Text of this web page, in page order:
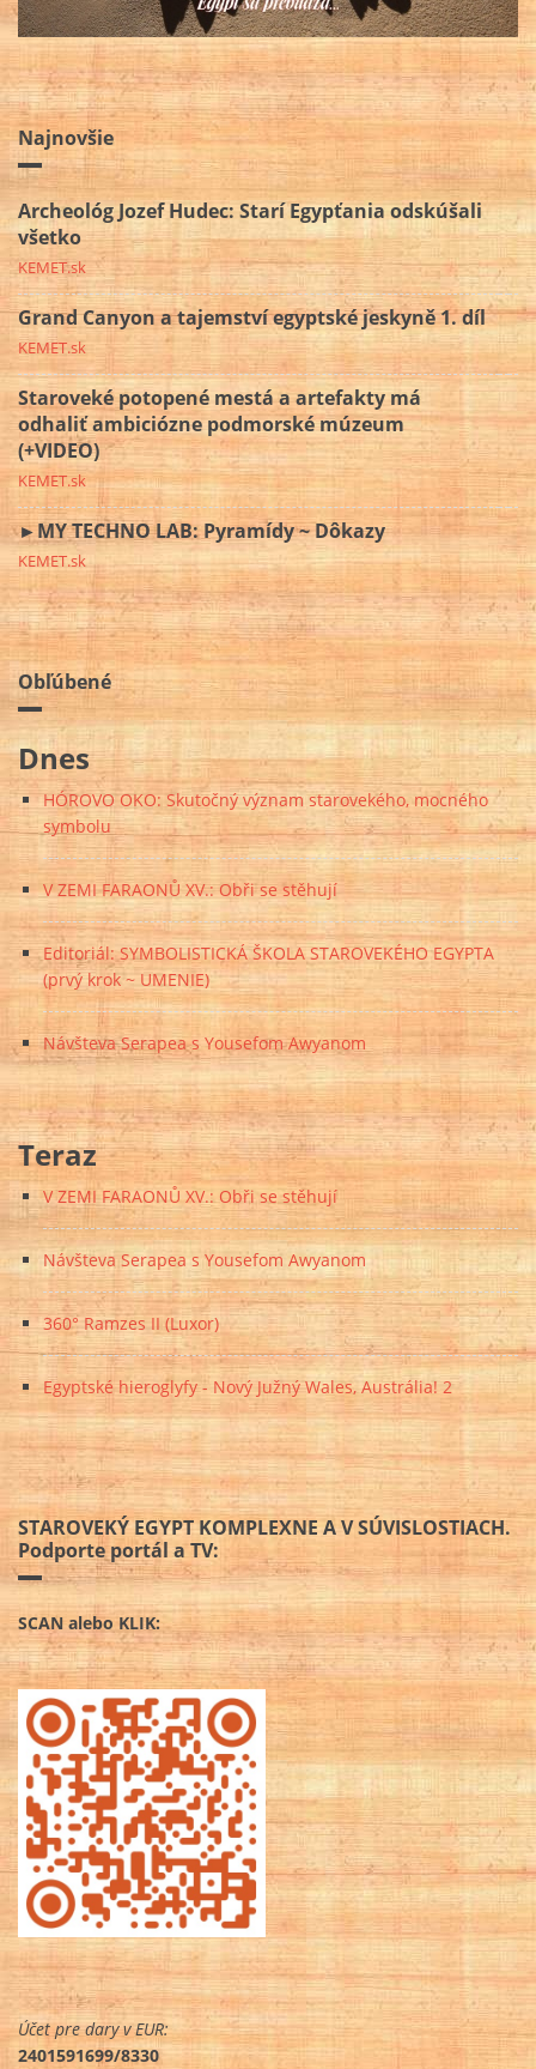
Najnovšie
Archeológ Jozef Hudec: Starí Egypťania odskúšali
všetko
KEMET.sk
Grand Canyon a tajemství egyptské jeskyně 1. díl
KEMET.sk
Staroveké potopené mestá a artefakty má
odhaliť ambiciózne podmorské múzeum
(+VIDEO)
KEMET.sk
►MY TECHNO LAB: Pyramídy ~ Dôkazy
KEMET.sk
Obľúbené
Dnes
HÓROVO OKO: Skutočný význam starovekého, mocného
symbolu
V ZEMI FARAONŮ XV.: Obři se stěhují
Editoriál: SYMBOLISTICKÁ ŠKOLA STAROVEKÉHO EGYPTA
(prvý krok ~ UMENIE)
Návšteva Serapea s Yousefom Awyanom
Teraz
V ZEMI FARAONŮ XV.: Obři se stěhují
Návšteva Serapea s Yousefom Awyanom
360° Ramzes II (Luxor)
Egyptské hieroglyfy - Nový Južný Wales, Austrália! 2
STAROVEKÝ EGYPT KOMPLEXNE A V SÚVISLOSTIACH.
Podporte portál a TV:
SCAN alebo KLIK:
Účet pre dary v EUR:
2401591699/8330